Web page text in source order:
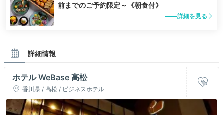
前までのご予約限定～《朝食付》
詳細を見る
詳細情報
ホテル WeBase 高松
香川県 / 高松 / ビジネスホテル